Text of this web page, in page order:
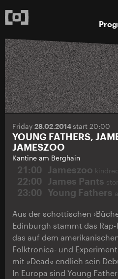
Friday 28.02.2014start 20:00
YOUNG FATHERS,
JAMESZOO
Kantine am Berghain
21:00 Jameszoo
22:00 James Pants
23:00 Young Fathers
Aus der schottischen
Edinburgh stammt das Rap-
das auf dem
Folktronica- und
mit »Dead« endlich sein
In Europa sind Young